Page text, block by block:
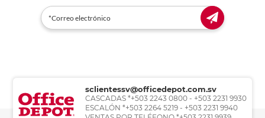
sclientessv@officedepot.com.sv
CASCADAS *+503 2243 0800 - +503 2231 9930
ESCALÓN *+503 2264 5219 - +503 2231 9940